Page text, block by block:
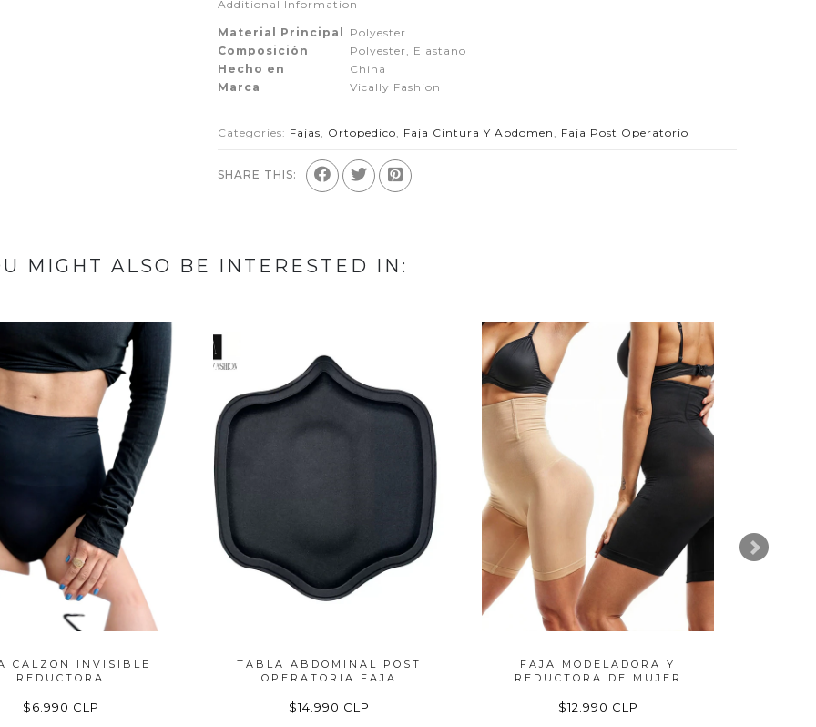
Additional Information
Material Principal
Polyester
Composición
Polyester, Elastano
Hecho en
China
Marca
Vically Fashion
Categories: Fajas, Ortopedico, Faja Cintura Y Abdomen , Faja Post Operatorio
SHARE THIS:
MIGHT ALSO BE INTERESTED IN:
CALZON INVISIBLE
REDUCTORA
$6.990 CLP
TABLA ABDOMINAL POST
OPERATORIA FAJA
$14.990 CLP
FAJA MODELADORA Y
REDUCTORA DE MUJER
$12.990 CLP